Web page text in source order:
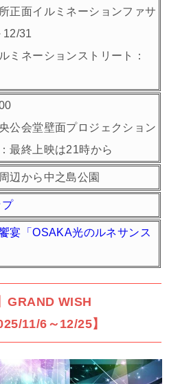
正面イルミネーションファサ
12/31
ミネーションストリート：
公会堂壁面プロジェクション
最終上映は21時から
辺から中之島公園
プ
宴「OSAKA光のルネサンス
GRAND WISH
11/6～12/25】